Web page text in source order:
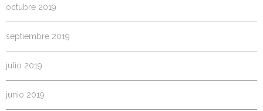
octubre 2019
septiembre 2019
julio 2019
junio 2019